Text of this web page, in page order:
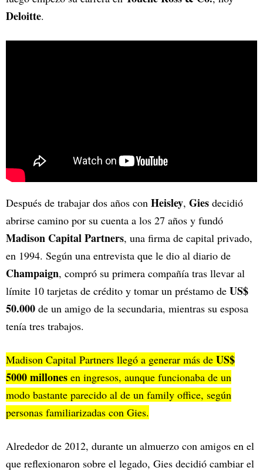
Deloitte.
Después de trabajar dos años con Heisley, Gies decidió
abrirse camino por su cuenta a los 27 años y fundó
Madison Capital Partners, una firma de capital privado,
en 1994. Según una entrevista que le dio al diario de
Champaign, compró su primera compañía tras llevar al
límite 10 tarjetas de crédito y tomar un préstamo de US$
50.000 de un amigo de la secundaria, mientras su esposa
tenía tres trabajos.
Madison Capital Partners llegó a generar más de US$
5000 millones en ingresos, aunque funcionaba de un
modo bastante parecido al de un family office, según
personas familiarizadas con Gies.
Alrededor de 2012, durante un almuerzo con amigos en el
que reflexionaron sobre el legado, Gies decidió cambiar el